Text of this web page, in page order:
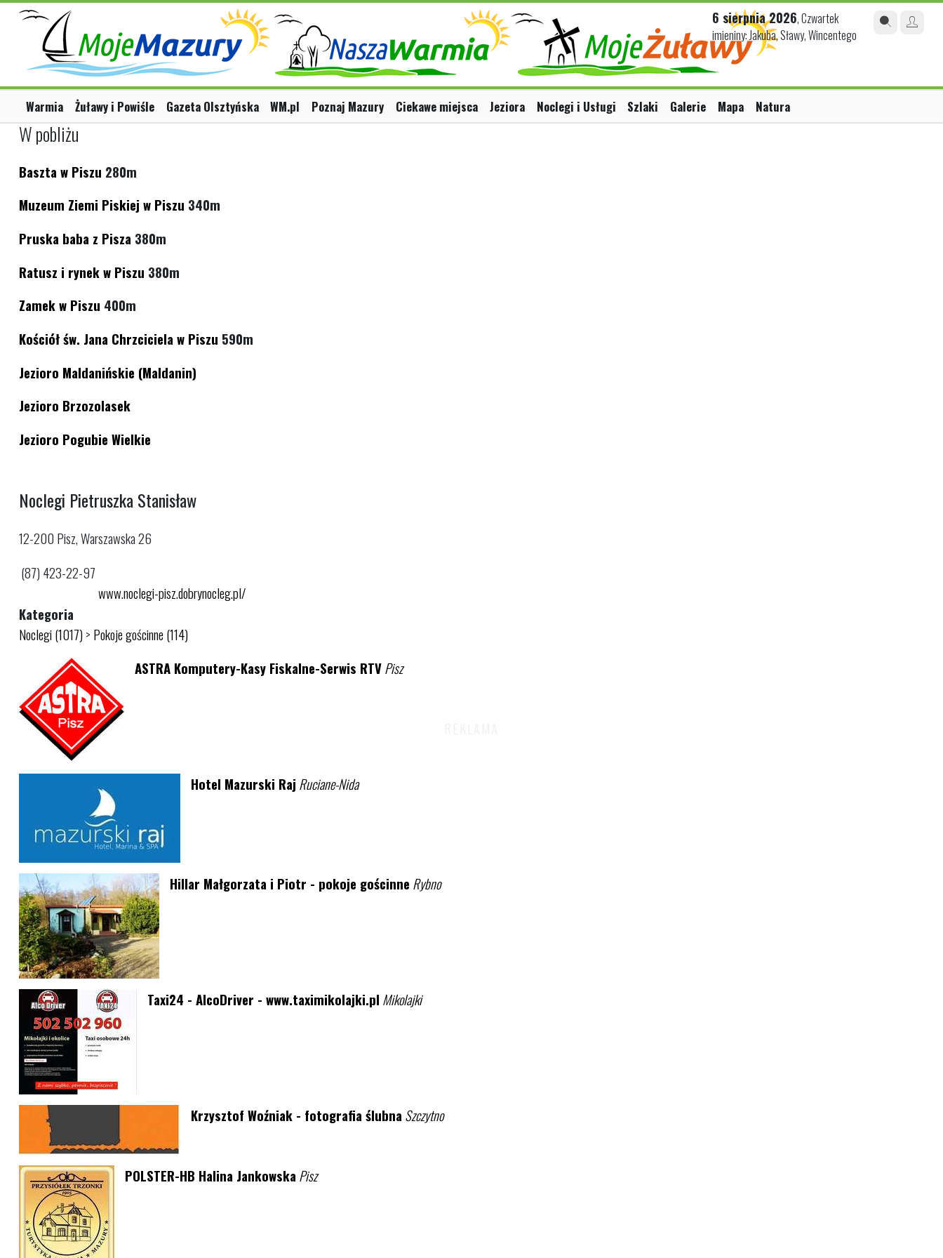
6 sierpnia 2026, Czwartek
imieniny: Jakuba, Sławy, Wincentego
Warmia Żuławy i Powiśle Gazeta Olsztyńska WM.pl Poznaj Mazury Ciekawe miejsca Jeziora Noclegi i Usługi Szlaki Galerie Mapa Natura
W pobliżu
Baszta w Piszu 280m
Muzeum Ziemi Piskiej w Piszu 340m
Pruska baba z Pisza 380m
Ratusz i rynek w Piszu 380m
Zamek w Piszu 400m
Kościół św. Jana Chrzciciela w Piszu 590m
Jezioro Maldanińskie (Maldanin)
Jezioro Brzozolasek
Jezioro Pogubie Wielkie
Noclegi Pietruszka Stanisław
12-200 Pisz, Warszawska 26
(87) 423-22-97
www.noclegi-pisz.dobrynocleg.pl/
Kategoria
Noclegi (1017)> Pokoje gościnne (114)
ASTRA Komputery-Kasy Fiskalne-Serwis RTVPisz
Hotel Mazurski Raj Ruciane-Nida
Hillar Małgorzata i Piotr - pokoje gościnne Rybno
Taxi24 - AlcoDriver - www.taximikolajki.pl Mikolajki
Krzysztof Woźniak - fotografia ślubna Szczytno
POLSTER-HB Halina Jankowska Pisz